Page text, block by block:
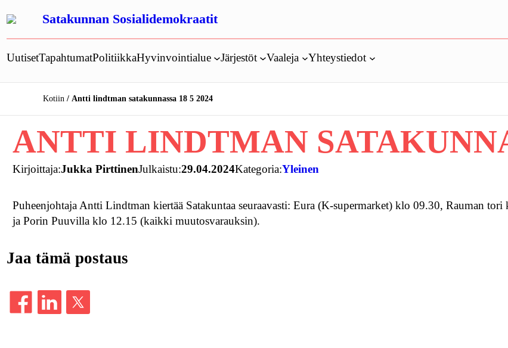
sisältöön
Satakunnan Sosialidemokraatit
UutisetTapahtumatPolitiikkaHyvinvointialue Järjestöt Vaaleja Yhteystiedot
Kotiin Antti lindtman satakunnassa 18 5 2024
ANTTI LINDTMAN
Kirjoittaja:Jukka PirttinenJulkaistu:29.04.2024Kategoria:Yleinen
Puheenjohtaja Antti Lindtman kiertää Satakuntaa seuraavasti: Eura (K-supermarket) klo 09.30, Rauman tori
ja Porin Puuvilla klo 12.15 (kaikki muutosvarauksin).
Jaa tämä postaus